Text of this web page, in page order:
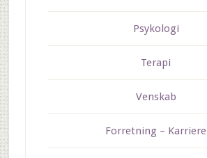
Psykologi
Terapi
Venskab
Forretning – Karriere